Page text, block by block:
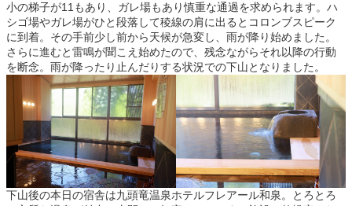
小の梯子が11もあり、ガレ場もあり慎重な通過を求められます。ハ
シゴ場やガレ場がひと段落して稜線の肩に出るとコロンブスピーク
に到着。その手前少し前から天候が急変し、雨が降り始めました。
さらに進むと雷鳴が聞こえ始めたので、残念ながらそれ以降の行動
を断念。雨が降ったり止んだりする状況での下山となりました。
下山後の本日の宿舎は九頭竜温泉ホテルフレアール和泉。とろとろ